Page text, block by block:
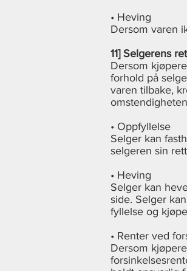
• Heving
Dersom varen
11] Selgerens
Dersom
forhold på
varen tilbake,
• Oppfyllelse
Selger kan
selgeren sin
• Heving
Selger kan
side. Selger
fyllelse og
• Renter ved
Dersom